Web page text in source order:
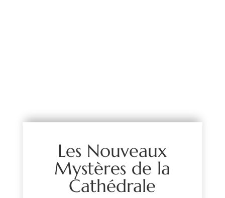
Les Nouveaux
Mystères de la
Cathédrale